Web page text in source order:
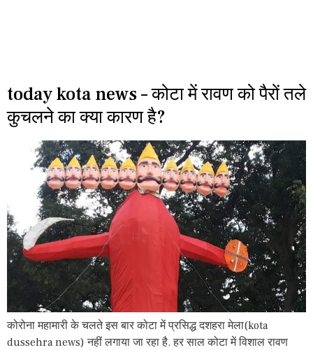
today kota news – कोटा में रावण को पैरों तले
कुचलने का क्या कारण है?
कोरोना महामारी के चलते इस बार कोटा में प्रसिद्ध दशहरा मेला(kota
dussehra news) नहीं लगाया जा रहा है. हर साल कोटा में विशाल रावण